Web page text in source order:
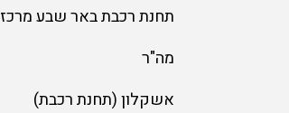
תחנת רכבת באר שבע מרכז
מה"ר
אשקלון (תחנת רכבת)